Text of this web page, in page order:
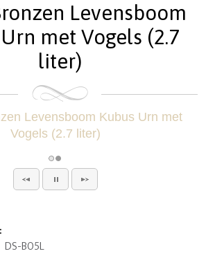
Levensboom
met Vogels (2.7
liter)
:
DS-B05L